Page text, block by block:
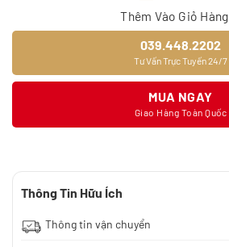
Thêm Vào Giỏ Hàng
039.448.2202
Tư Vấn Trực Tuyến 24/7
MUA NGAY
Giao Hàng Toàn Quốc
Thông Tin Hữu Ích
Thông tin vận chuyển